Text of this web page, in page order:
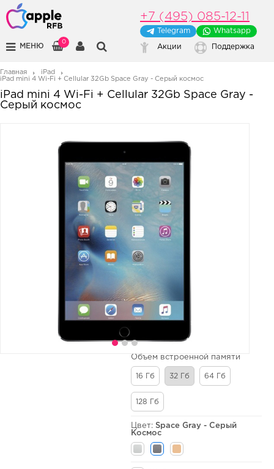
МЕНЮ
0
+7 (495) 085-12-11
Telegram Whatsapp
Акции Поддержка
Главная
iPad
iPad mini 4 Wi-Fi + Cellular 32Gb Space Gray - Серый космос
iPad mini 4 Wi-Fi + Cellular 32Gb Space Gray -
Серый космос
Объем встроенной памяти
16 Гб 32 Гб 64 Гб
128 Гб
Цвет: Space Gray - Серый
Космос